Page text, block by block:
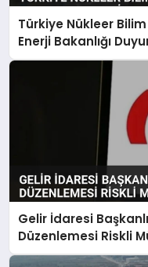
Türkiye Nükleer Bilim
Enerji Bakanlığı
Gelir İdaresi
Düzenlemesi Riskli
Verecek